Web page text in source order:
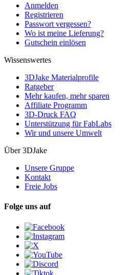
Anmelden
Registrieren
Passwort vergessen?
Wo ist meine Lieferung?
Gutschein einlösen
Wissenswertes
3DJake Materialprofile
Ratgeber
Mehr kaufen, mehr sparen
Affiliate Programm
3D-Druck FAQ
Unterstützung für FabLabs
Wir und unsere Umwelt
Über 3DJake
Unsere Gruppe
Kontakt
Freie Jobs
Folge uns auf